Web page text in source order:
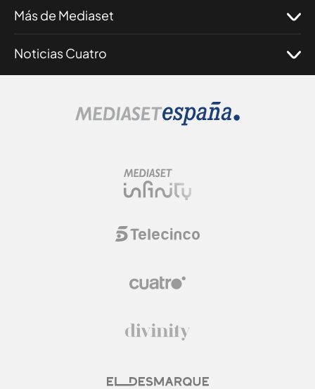
Más de Mediaset
Noticias Cuatro